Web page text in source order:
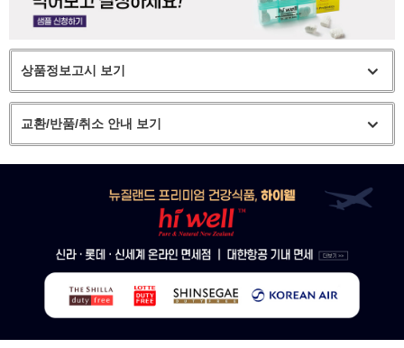
상품정보고시 보기
교환/반품/취소 안내 보기